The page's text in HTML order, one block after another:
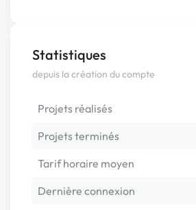
Statistiques
depuis la création du compte
Projets réalisés
Projets terminés
Tarif horaire moyen
Dernière connexion